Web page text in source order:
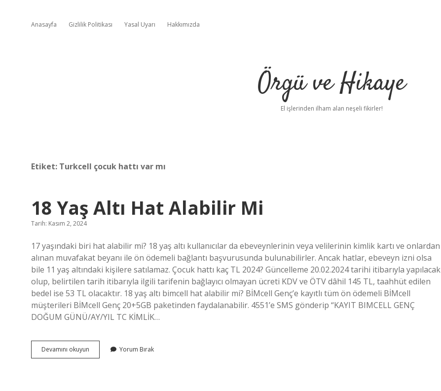
Anasayfa Gizlilik Politikası Yasal Uyarı Hakkımızda
Örgü ve Hikaye
El işlerinden ilham alan neşeli fikirler!
Etiket: Turkcell çocuk hattı var mı
18 Yaş Altı Hat Alabilir Mi
Tarih: Kasım 2, 2024
17 yaşındaki biri hat alabilir mi? 18 yaş altı kullanıcılar da ebeveynlerinin veya velilerinin kimlik kartı ve onlardan
alınan muvafakat beyanı ile ön ödemeli bağlantı başvurusunda bulunabilirler. Ancak hatlar, ebeveyn izni olsa
bile 11 yaş altındaki kişilere satılamaz. Çocuk hattı kaç TL 2024? Güncelleme 20.02.2024 tarihi itibarıyla yapılacak
olup, belirtilen tarih itibarıyla ilgili tarifenin bağlayıcı olmayan ücreti KDV ve ÖTV dâhil 145 TL, taahhüt edilen
bedel ise 53 TL olacaktır. 18 yaş altı bimcell hat alabilir mi? BİMcell Genç’e kayıtlı tüm ön ödemeli BİMcell
müşterileri BİMcell Genç 20+5GB paketinden faydalanabilir. 4551’e SMS gönderip “KAYIT BIMCELL GENÇ
DOĞUM GÜNÜ/AY/YIL TC KİMLİK…
Devamını okuyun
Yaş
Yorum Bırak